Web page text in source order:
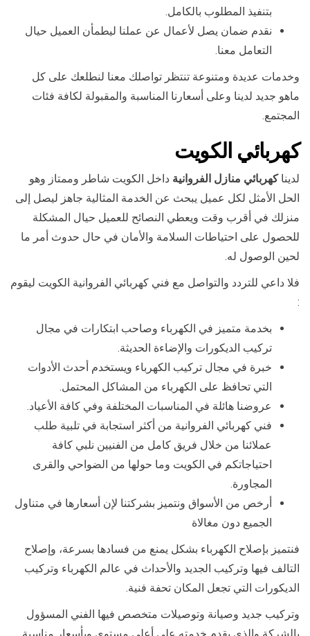
بتنفيذ المطلوب بالكامل.
نقدم ضمان يصل لأعمال عن عملنا ليطمأن العميل حيال
التعامل معنا.
وخدمات عديدة ومتنوعة تنتظر تواصلك معنا لنطلعك على كل
ماهو جديد لدينا وعلى أسعارنا المناسبة والمقبولة لكافة فئات
المجتمع.
كهربائي الكويت
لديناكهربائي منازل الفروانية داخل الكويت شاطر وممتاز وهو
الحل الأمثل لكل عميل يبحث عن الخدمة المثالية جاهز ليصل إلى
منزلك في أقرب وقت ويعطي النصائح للعميل حيال المشكلة
للحصول على احتياطات السلامة والأمان في حال حدوث أمر ما
لحين الوصول له.
فلا داعي للتردد والتواصل مع فني كهربائي الفروانية الكويت ليقوم
:
بخدمة متميز في الكهرباء وصاحب ابتكارات في مجال
تركيب الديكورات والإضاءة الحديثة.
خبرة في مجال تركيب الكهرباء ويستخدم أحدث الأدوات
التي تحافظ على الكهرباء من المشاكل المحتمل.
عروضنا هائلة في المناسبات المختلفة وفي كافة الأعياد.
فني كهربائي الفروانية من أكثر استجابة في تلبية طلب
عملائنا من خلال فريق كامل من الفنيين نلبي كافة
احتياجاتكم في الكويت وما حولها من الضواحي والقرى
المجاورة.
أرخص من الأسواق ونتميز بشركتنا لإن أسعارها في متناول
الجميع دون مغالاة
فنتميز بإصلاح الكهرباء بشكل يمنع من فسادها بسرعة، وإصلاح
التالف فيها وتركيب الجديد والأحداث في عالم الكهرباء وتركيب
الديكورات التي تجعل المكان تحفة فنية.
وتركيب جديد وصيانة وتوصيلات متخصص فيها الفني المسؤول